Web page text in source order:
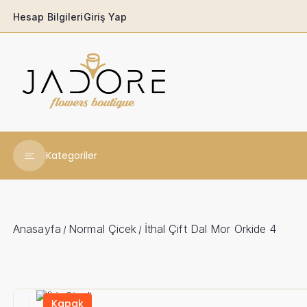
Hesap BilgileriGiriş Yap
Kategoriler
Babaya
Ferforjeler
Anasayfa / Normal Çicek / İthal Çift Dal Mor Orkide 4
Kapak